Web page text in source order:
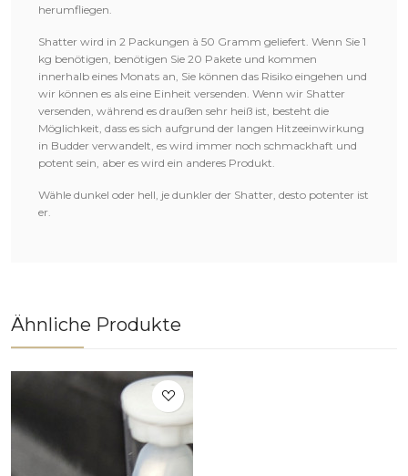
herumfliegen.
Shatter wird in 2 Packungen à 50 Gramm geliefert. Wenn Sie 1
kg benötigen, benötigen Sie 20 Pakete und kommen
innerhalb eines Monats an, Sie können das Risiko eingehen und
wir können es als eine Einheit versenden. Wenn wir Shatter
versenden, während es draußen sehr heiß ist, besteht die
Möglichkeit, dass es sich aufgrund der langen Hitzeeinwirkung
in Budder verwandelt, es wird immer noch schmackhaft und
potent sein, aber es wird ein anderes Produkt.
Wähle dunkel oder hell, je dunkler der Shatter, desto potenter ist
er.
Ähnliche Produkte